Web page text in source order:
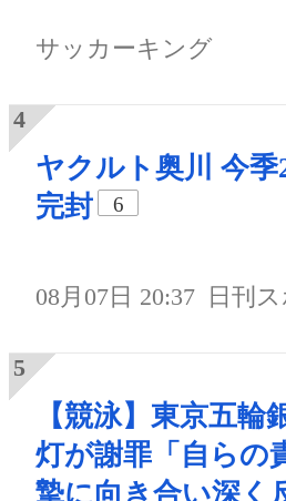
サッカーキング
ヤクルト奥川 今季
完封
6
08月07日 20:37 日刊
【競泳】東京五輪
灯が謝罪「自らの
摯に向き合い深く